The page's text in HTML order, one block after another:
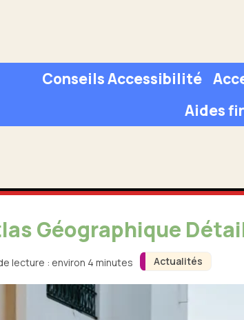
Conseils Accessibilité
Aides
Actualités
Géographique
lecture : environ 4 minutes